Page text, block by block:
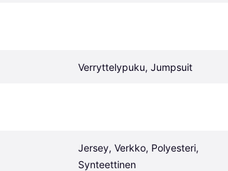
Verryttelypuku, Jumpsuit
Jersey, Verkko, Polyesteri,
Synteettinen